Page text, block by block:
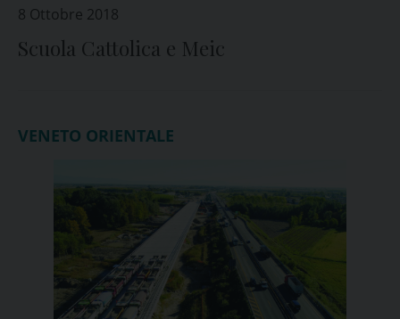
8 Ottobre 2018
Scuola Cattolica e Meic
VENETO ORIENTALE